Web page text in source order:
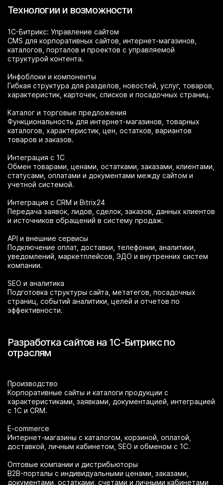
Технологии и возможности
1С-Битрикс: Управление сайтом
CMS для корпоративных сайтов, интернет-магазинов,
каталогов, порталов и проектов с управляемой
структурой контента.
Инфоблоки и компоненты
Гибкая структура для разделов, новостей, услуг, товаров,
характеристик, карточек, списков и посадочных страниц.
Каталог и торговые предложения
Функциональность для интернет-магазинов, товарных
каталогов, характеристик, цен, остатков, вариантов
товаров и заказов.
Интеграция с 1С
Обмен товарами, ценами, остатками, заказами, клиентами,
статусами, оплатами и документами между сайтом и
учетной системой.
Интеграция с CRM и Bitrix24
Передача заявок, лидов, сделок, заказов, данных клиентов
и источников обращений в систему продаж.
API и внешние сервисы
Подключение оплат, доставки, телефонии, аналитики,
уведомлений, маркетплейсов, ЭДО и внутренних систем
компании.
SEO и аналитика
Подготовка структуры сайта, метатегов, посадочных
страниц, событий аналитики, целей и отчетов по
эффективности.
Разработка сайтов на 1С-Битрикс по
отраслям
Производство
Корпоративные сайты и каталоги продукции с
характеристиками, заявками, документацией, интеграцией
с 1С и CRM.
E-commerce
Интернет-магазины с каталогом, корзиной, оплатой,
доставкой, личным кабинетом, SEO и обменом с 1С.
Оптовые компании и дистрибьюторы
B2B-порталы с индивидуальными ценами, заказами,
документами, остатками, счетами и личными кабинетами